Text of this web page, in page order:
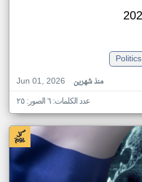
Politics
Jun 01, 2026
منذ شهرين
عدد الكلمات: ٦ الصور: ٢٥